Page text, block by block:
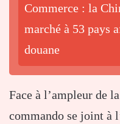
Commerce : la
marché à 53 pays
douane
Face à l’ampleur de
commando se joint à